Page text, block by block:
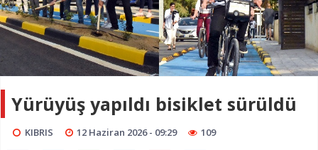
Yürüyüş yapıldı bisiklet sürüldü
KIBRIS 12 Haziran 2026 - 09:29 109